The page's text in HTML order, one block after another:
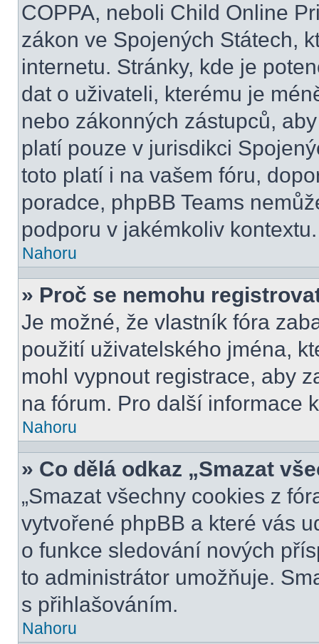
COPPA, neboli Child Online
zákon ve Spojených Státech,
internetu. Stránky, kde je
dat o uživateli, kterému je
nebo zákonných zástupců,
platí pouze v jurisdikci
toto platí i na vašem fóru,
poradce, phpBB Teams
podporu v jakémkoliv kontextu.
Nahoru
» Proč se nemohu
Je možné, že vlastník fóra
použití uživatelského jména,
mohl vypnout registrace, aby
na fórum. Pro další informace
Nahoru
» Co dělá odkaz „Smazat
„Smazat všechny cookies z
vytvořené phpBB a které vás
o funkce sledování nových
to administrátor umožňuje.
s přihlašováním.
Nahoru